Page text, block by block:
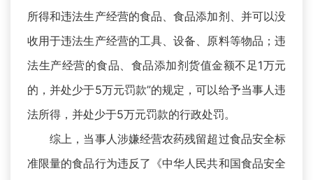
所得和违法生产经营的食品、食品添加剂、并可以没
收用于违法生产经营的工具、设备、原料等物品；违
法生产经营的食品、食品添加剂货值金额不足1万元
的，并处少于5万元罚款”的规定，可以给予当事人违
法所得，并处少于5万元罚款的行政处罚。
综上，当事人涉嫌经营农药残留超过食品安全标
准限量的食品行为违反了《中华人民共和国食品安全